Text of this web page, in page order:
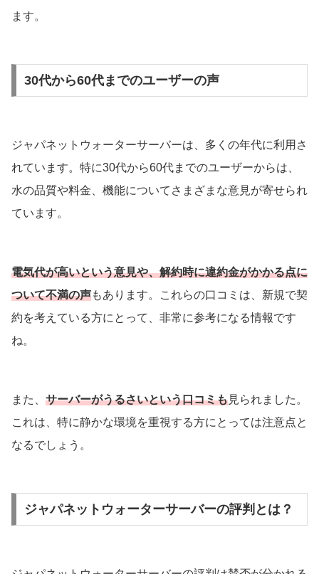
ます。
30代から60代までのユーザーの声
ジャパネットウォーターサーバーは、多くの年代に利用さ
れています。特に30代から60代までのユーザーからは、
水の品質や料金、機能についてさまざまな意見が寄せられ
ています。
電気代が高いという意見や、解約時に違約金がかかる点に
ついて不満の声もあります。これらの口コミは、新規で契
約を考えている方にとって、非常に参考になる情報です
ね。
また、 サーバーがうるさいという口コミも見られました。
これは、特に静かな環境を重視する方にとっては注意点と
なるでしょう。
ジャパネットウォーターサーバーの評判とは？